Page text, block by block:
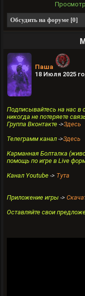
Обсудить на форуме [0]
Паша
18 Июля 2025
Подписывайтесь на нас в
никогда не потеряете
Группа Вконтакте ->Здесь
Телеграмм канал ->Здесь
Карманная Болталка
помощь по игре в Live
Канал Youtube -> Тута
Приложение игры ->
Оставляйте свои